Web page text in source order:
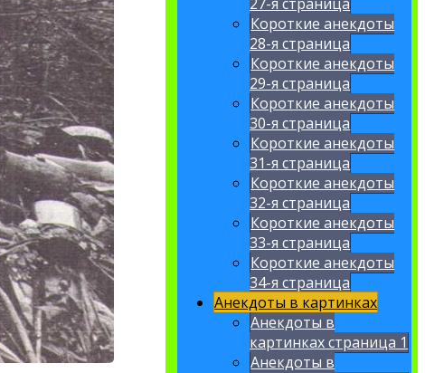
Короткие анекдоты
28-я страница
Короткие анекдоты
29-я страница
Короткие анекдоты
30-я страница
Короткие анекдоты
31-я страница
Короткие анекдоты
32-я страница
Короткие анекдоты
33-я страница
Короткие анекдоты
34-я страница
Анекдоты в картинках
Анекдоты в
картинках страница 1
Анекдоты в